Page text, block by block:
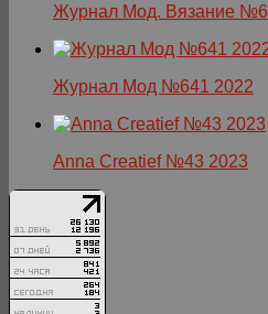
Журнал Мод. Вязание
Журнал Мод №641 2022
Anna Creatief №43 2023